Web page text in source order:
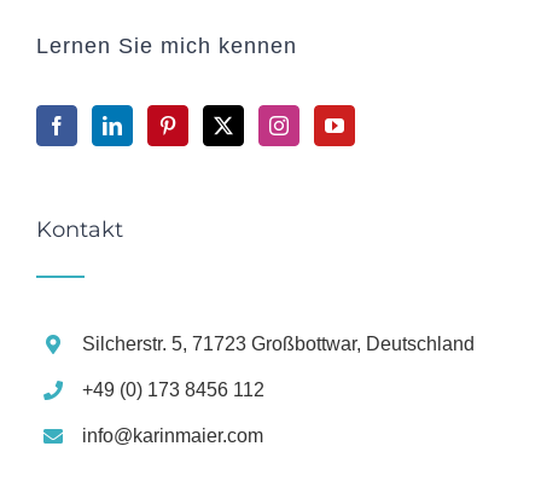
Lernen Sie mich kennen
Kontakt
Silcherstr. 5, 71723 Großbottwar, Deutschland
+49 (0) 173 8456 112
info@karinmaier.com